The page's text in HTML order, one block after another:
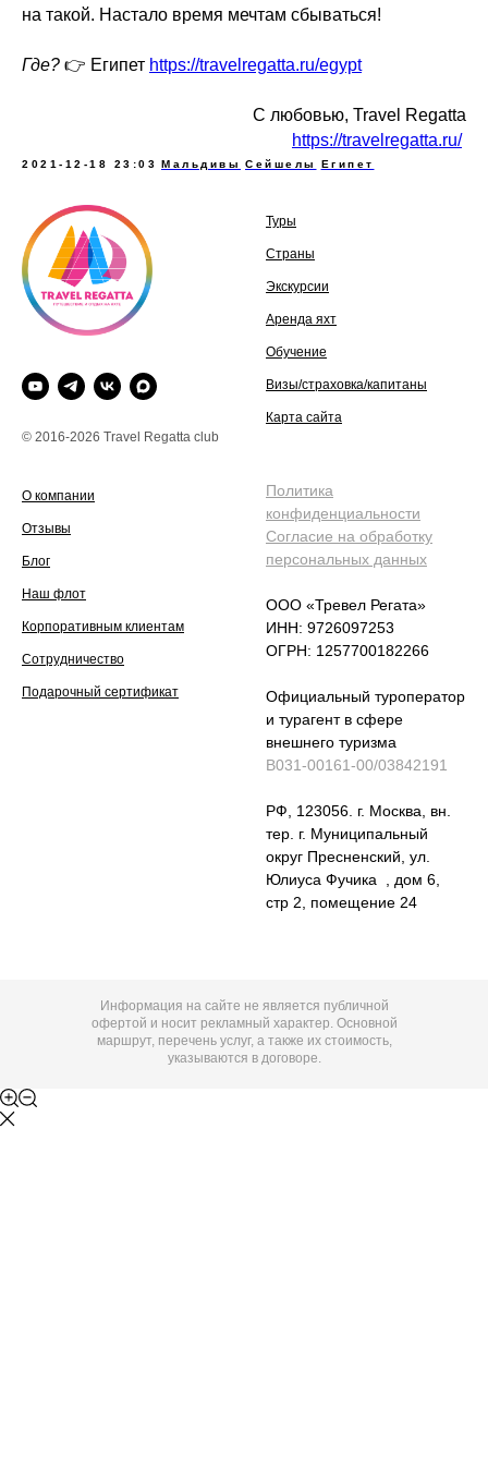
на такой. Настало время мечтам сбываться!
Где? 👉 Египет https://travelregatta.ru/egypt
С любовью, Travel Regatta
https://travelregatta.ru/
2021-12-18 23:03 Мальдивы Сейшелы Египет
© 2016-2026 Travel Regatta club
Туры
Страны
Экскурсии
Аренда яхт
Обучение
Визы/страховка/капитаны
Карта сайта
О компании
Отзывы
Блог
Наш флот
Корпоративным клиентам
Сотрудничество
Подарочный сертификат
Политика
конфиденциальности
Согласие на обработку
персональных данных
ООО «Тревел Регата»
ИНН: 9726097253
ОГРН: 1257700182266
Официальный туроператор
и турагент в сфере
внешнего туризма
В031-00161-00/03842191
РФ, 123056. г. Москва, вн.
тер. г. Муниципальный
округ Пресненский, ул.
Юлиуса Фучика , дом 6,
стр 2, помещение 24
Информация на сайте не является публичной
офертой и носит рекламный характер. Основной
маршрут, перечень услуг, а также их стоимость,
указываются в договоре.